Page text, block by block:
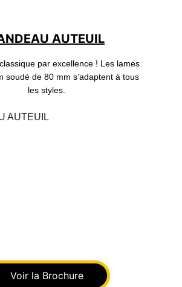
AUTEUIL
par excellence ! Les lames
soudé de 80 mm s’adaptent à tous
les styles.
Voir la Brochure